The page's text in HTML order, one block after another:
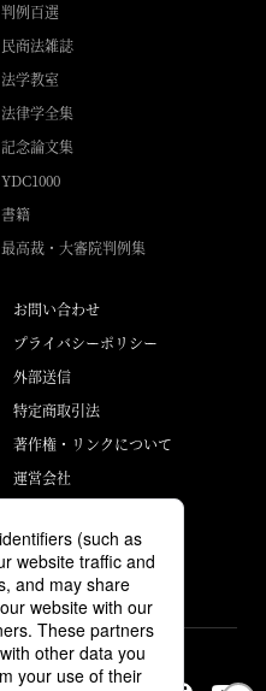
判例百選
民商法雑誌
法学教室
法律学全集
記念論文集
YDC1000
書籍
最高裁・大審院判例集
お問い合わせ
プライバシーポリシー
外部送信
特定商取引法
著作権・リンクについて
運営会社